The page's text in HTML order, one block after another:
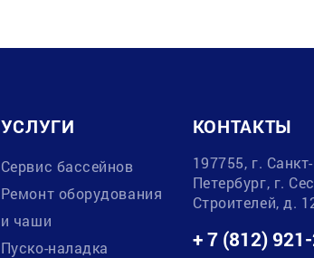
УСЛУГИ
Сервис бассейнов
Ремонт оборудования
и чаши
Пуско-наладка
КОНТАКТЫ
197755, г. Санкт-
Петербург, г.
Строителей, д.
+ 7 (812)